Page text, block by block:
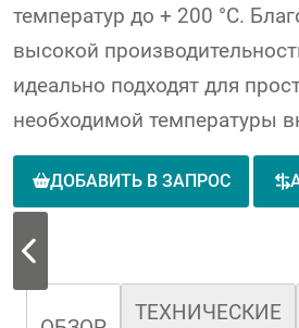
температур до + 200 °C.
высокой
идеально подходят для
необходимой температуры
ДОБАВИТЬ В ЗАПРОС
ТЕХНИЧЕСКИЕ